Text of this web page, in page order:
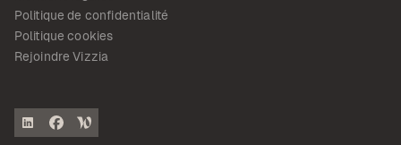
Politique de confidentialité
Politique cookies
Rejoindre Vizzia